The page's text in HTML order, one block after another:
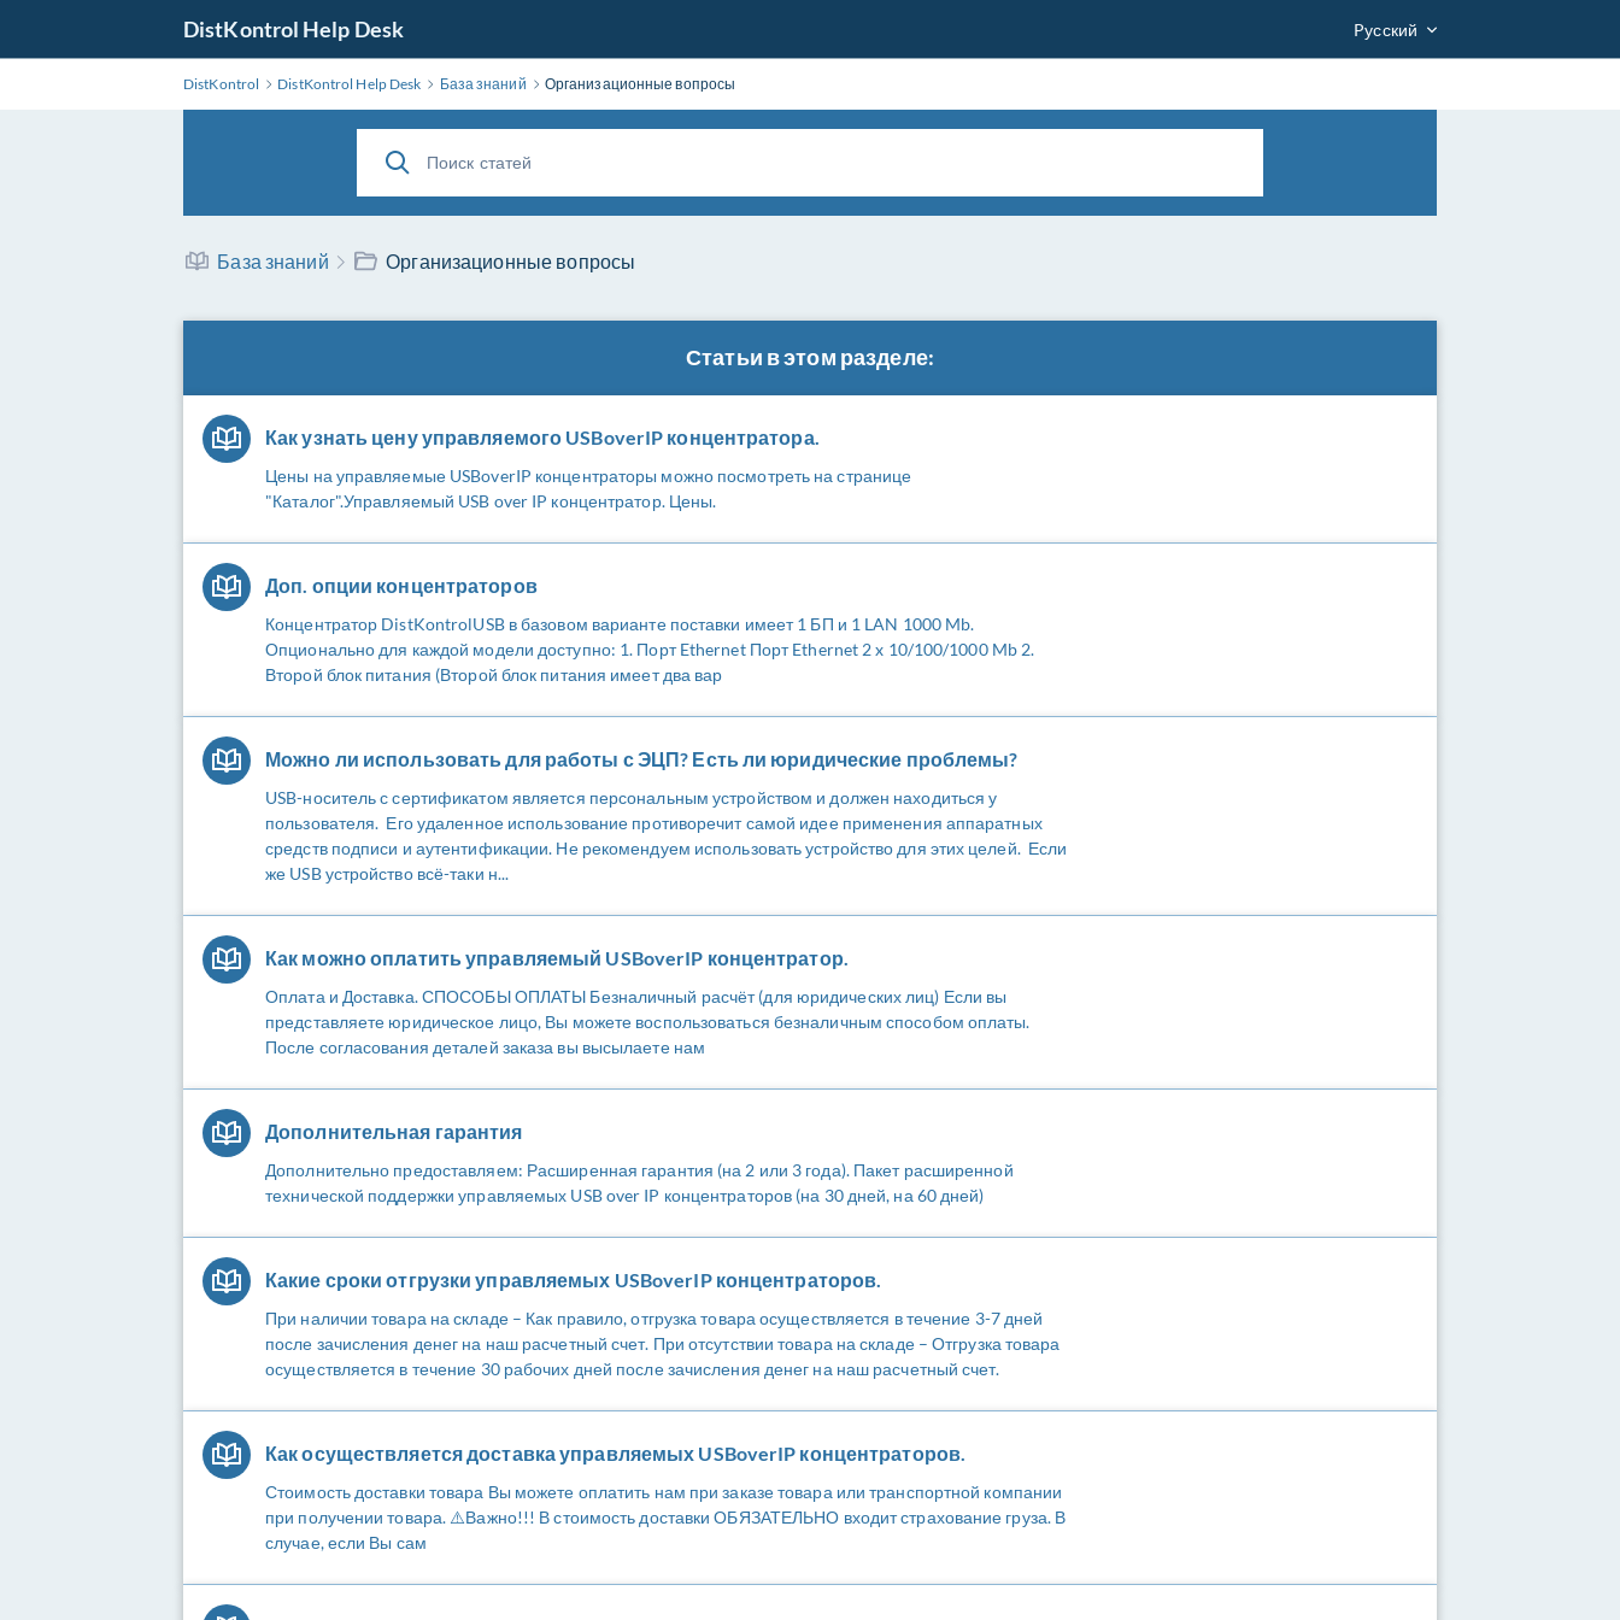
DistKontrol Help Desk Pусский
DistKontrol DistKontrol Help Desk База знаний Организационные вопросы
База знаний Организационные вопросы
Статьи в этом разделе:
Как узнать цену управляемого USBoverIP концентратора.
Цены на управляемые USBoverIP концентраторы можно посмотреть на странице
"Каталог".Управляемый USB over IP концентратор. Цены.
Доп. опции концентраторов
Концентратор DistKontrolUSB в базовом варианте поставки имеет 1 БП и 1 LAN 1000 Mb.
Опционально для каждой модели доступно: 1. Порт Ethernet Порт Ethernet 2 x 10/100/1000 Mb 2.
Второй блок питания (Второй блок питания имеет два вар
Можно ли использовать для работы с ЭЦП? Есть ли юридические проблемы?
USB-носитель с сертификатом является персональным устройством и должен находиться у
пользователя. Его удаленное использование противоречит самой идее применения аппаратных
средств подписи и аутентификации. Не рекомендуем использовать устройство для этих целей. Если
же USB устройство всё-таки н...
Как можно оплатить управляемый USBoverIP концентратор.
Оплата и Доставка. СПОСОБЫ ОПЛАТЫ Безналичный расчёт (для юридических лиц) Если вы
представляете юридическое лицо, Вы можете воспользоваться безналичным способом оплаты.
После согласования деталей заказа вы высылаете нам
Дополнительная гарантия
Дополнительно предоставляем: Расширенная гарантия (на 2 или 3 года). Пакет расширенной
технической поддержки управляемых USB over IP концентраторов (на 30 дней, на 60 дней)
Какие сроки отгрузки управляемых USBoverIP концентраторов.
При наличии товара на складе – Как правило, отгрузка товара осуществляется в течение 3-7 дней
после зачисления денег на наш расчетный счет. При отсутствии товара на складе – Отгрузка товара
осуществляется в течение 30 рабочих дней после зачисления денег на наш расчетный счет.
Как осуществляется доставка управляемых USBoverIP концентраторов.
Стоимость доставки товара Вы можете оплатить нам при заказе товара или транспортной компании
при получении товара. ⚠️Важно!!! В стоимость доставки ОБЯЗАТЕЛЬНО входит страхование груза. В
случае, если Вы сам